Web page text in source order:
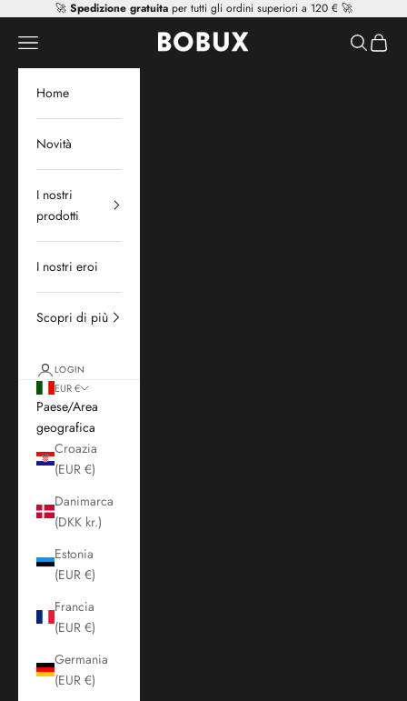
Vai al contenuto
🚀 Spedizione gratuitaper tutti gli ordini superiori a 120 € 🚀
Mr Tiggle - Distributor
Apri il menu di navigazione Mostra il
Home
Novità
I nostri
prodotti
I nostri eroi
Scopri di più
LOGIN
EUR €
Paese/Area
geografica
Croazia
(EUR €)
Danimarca
(DKK kr.)
Estonia
(EUR €)
Francia
(EUR €)
Germania
(EUR €)